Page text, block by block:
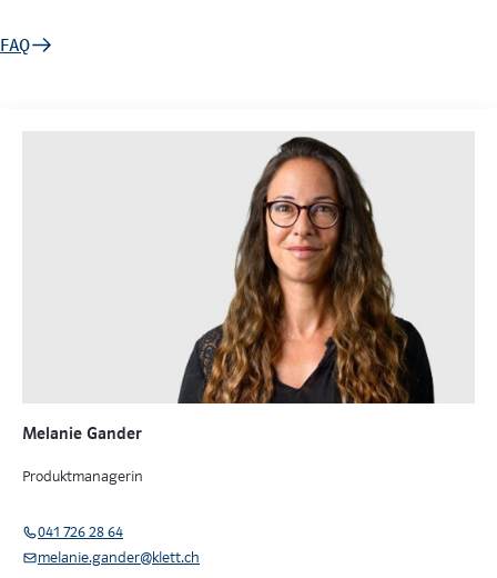
FAQ
Melanie Gander
Produktmanagerin
041 726 28 64
melanie.gander@klett.ch